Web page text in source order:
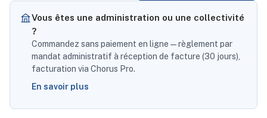
Vous êtes une administration ou une collectivité
?
Commandez sans paiement en ligne — règlement par
mandat administratif à réception de facture (30 jours),
facturation via Chorus Pro.
En savoir plus